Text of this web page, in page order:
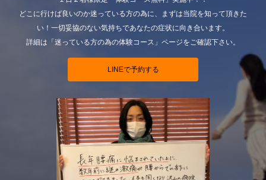
どこに行けば良いのか迷っている方の為に、まずは当院を知って頂きた
い！一切妥協のない気持ちであなたの症状に向き合います。
詳細は「迷っている方の為の体験コース」ページをご確認下さい。
LINEで予約する